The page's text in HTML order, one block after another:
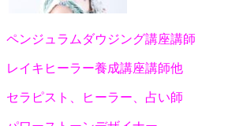
ペンジュラムダウジング講座講師
レイキヒーラー養成講座講師他
セラピスト、ヒーラー、占い師